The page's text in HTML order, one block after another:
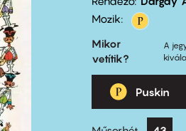
Mozik:
Mikor
vetítik?
A
Puskin